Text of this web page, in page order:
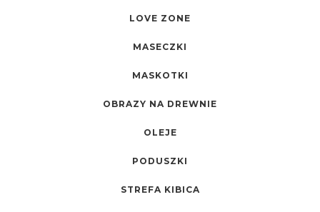
LOVE ZONE
MASECZKI
MASKOTKI
OBRAZY NA DREWNIE
OLEJE
PODUSZKI
STREFA KIBICA